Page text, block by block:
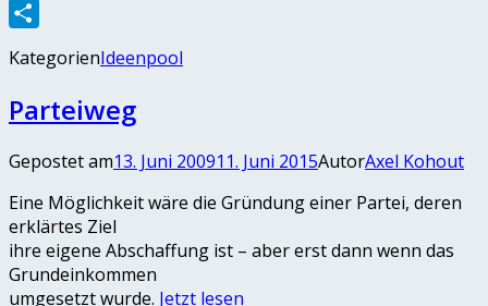
Email
KategorienIdeenpool
Parteiweg
Gepostet am13. Juni 200911. Juni 2015AutorAxel Kohout
Eine Möglichkeit wäre die Gründung einer Partei, deren
erklärtes Ziel
ihre eigene Abschaffung ist – aber erst dann wenn das
Grundeinkommen
umgesetzt wurde. Jetzt lesen